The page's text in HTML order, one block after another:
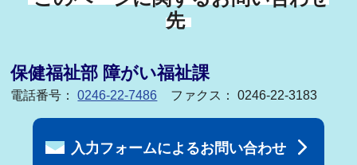
先
保健福祉部 障がい福祉課
電話番号：0246-22-7486 ファクス： 0246-22-3183
入力フォームによるお問い合わせ